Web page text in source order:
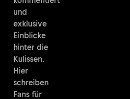
und
exklusive
Einblicke
hinter die
Kulissen.
Hier
schreiben
Fans für